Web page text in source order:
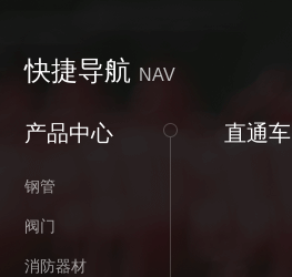
快捷导航 NAV
产品中心
钢管
阀门
消防器材
直通车